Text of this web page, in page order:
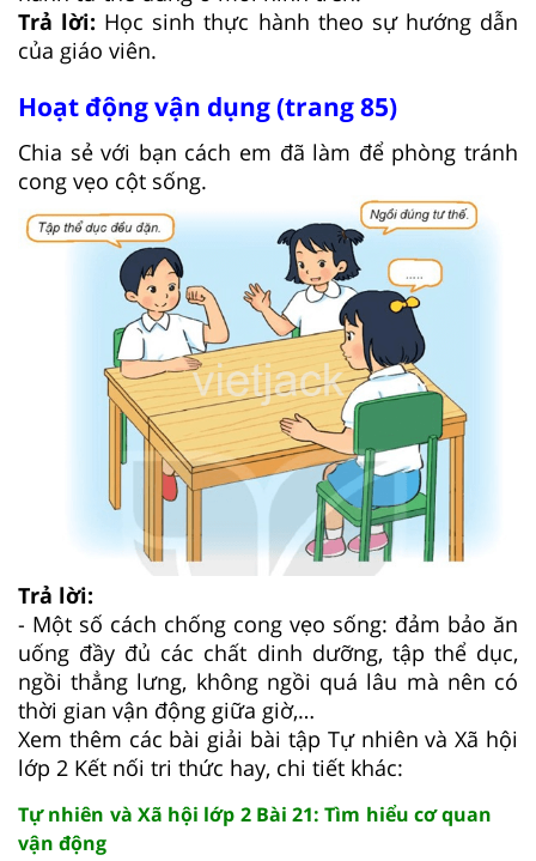
Trả lời: Học sinh thực hành theo sự hướng dẫn
của giáo viên.
Hoạt động vận dụng (trang 85)
Chia sẻ với bạn cách em đã làm để phòng tránh
cong vẹo cột sống.
Trả lời:
- Một số cách chống cong vẹo sống: đảm bảo ăn
uống đầy đủ các chất dinh dưỡng, tập thể dục,
ngồi thẳng lưng, không ngồi quá lâu mà nên có
thời gian vận động giữa giờ,…
Xem thêm các bài giải bài tập Tự nhiên và Xã hội
lớp 2 Kết nối tri thức hay, chi tiết khác:
Tự nhiên và Xã hội lớp 2 Bài 21: Tìm hiểu cơ quan
vận động